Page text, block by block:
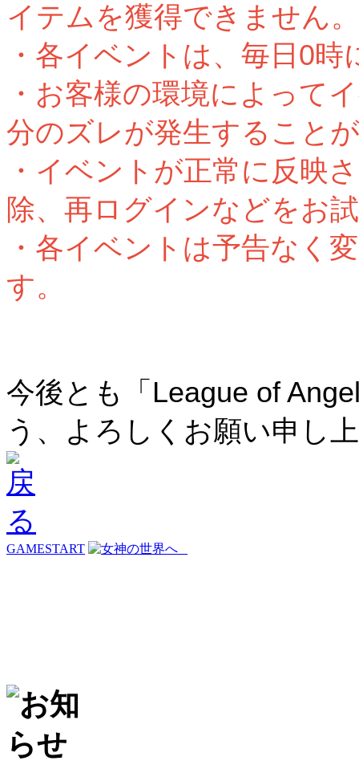
イテムを獲得できません。
・各イベントは、毎日0
・お客様の環境によって
分のズレが発生すること
・イベントが正常に反映
除、再ログインなどをお
・各イベントは予告なく
す。
今後とも「League of
う、よろしくお願い申し
GAMESTART